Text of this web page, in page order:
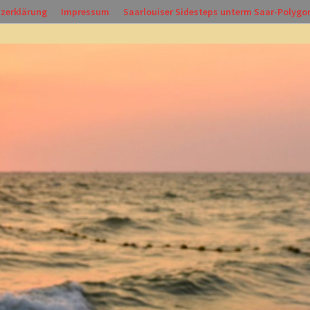
Impressum Saarlouiser Sidesteps unterm Saar-